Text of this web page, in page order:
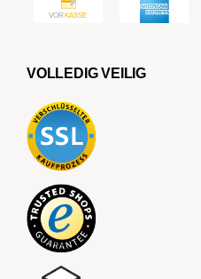
VOLLEDIG VEILIG